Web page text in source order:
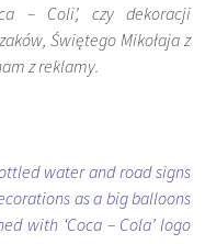
– Coli’, czy dekoracji
Świętego Mikołaja z
z reklamy.
water and road signs
as a big balloons
with ‘Coca – Cola’ logo